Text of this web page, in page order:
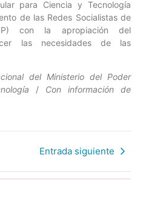
para Ciencia y Tecnología
de las Redes Socialistas de
con la apropiación del
las necesidades de las
del Ministerio del Poder
/ Con información de
Entrada siguiente